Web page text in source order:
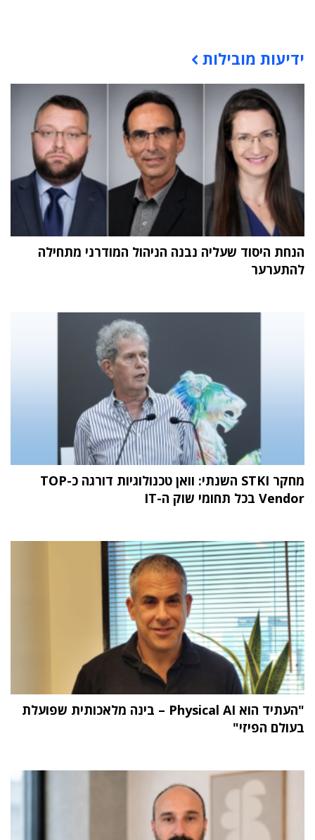
ידיעות מובילות
הנחת היסוד שעליה נבנה הניהול המודרני מתחילה
להתערער
מחקר STKI השנתי: וואן טכנולוגיות דורגה כ-TOP
Vendor בכל תחומי שוק ה-IT
"העתיד הוא Physical AI – בינה מלאכותית שפועלת
בעולם הפיזי"